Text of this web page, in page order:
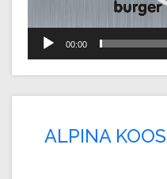
00:00
ALPINA